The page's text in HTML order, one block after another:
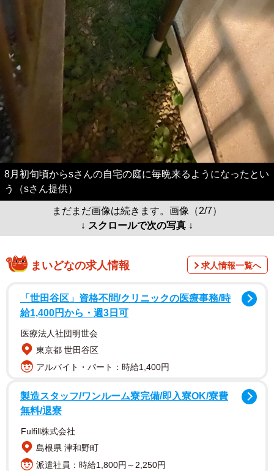
8月初旬頃からsさんの自宅の庭に毎晩来るようになったとい
う（sさん提供）
まだまだ画像は続きます。画像（2/7）
↓ スクロールで次の写真 ↓
まいどなの求人情報 求人情報一覧へ
「世田谷区」資格不問/クリニックの医療事務/時
給1,400円から・週3日可
医療法人社団明世会
東京都 世田谷区
アルバイト・パート：時給1,400円
製造スタッフ/ワンルーム寮完備/即入寮OK/寮費
無料/退寮
Fulfill株式会社
島根県 津和野町
派遣社員：時給1,800円～2,250円